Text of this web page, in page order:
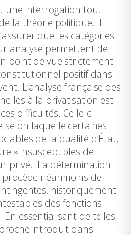
une interrogation tout
la théorie politique. Il
que les catégories
analyse permettent de
point de vue strictement
positif dans
L’analyse française des
à la privatisation est
difficultés. Celle-ci
selon laquelle certaines
de la qualité d’État,
» insusceptibles de
privé. La détermination
néanmoins de
historiquement
des fonctions
En essentialisant de telles
introduit dans